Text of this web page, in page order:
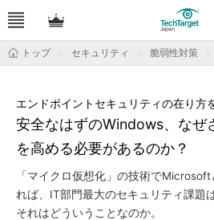
トップ セキュリティ 脆弱性対策
安全なはずのWindows、なぜ
を高める必要があるのか？
エンドポイントセキュリティの在り方
「マイクロ仮想化」の技術で
れば、IT部門最大のセキュリティ課題
それはどういうことなのか。